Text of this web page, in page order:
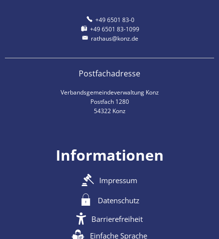
+49 6501 83-0
+49 6501 83-1099
rathaus@konz.de
Postfachadresse
Verbandsgemeindeverwaltung Konz
Postfach 1280
54322 Konz
Informationen
Impressum
Datenschutz
Barrierefreiheit
Einfache Sprache